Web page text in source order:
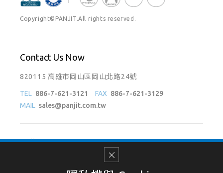
Copyright©PANJIT.All rights reserved.
Contact Us Now
820115 高雄市岡山區岡山北路24號
TEL 886-7-621-3121 FAX 886-7-621-3129
MAIL sales@panjit.com.tw
Follow Us On